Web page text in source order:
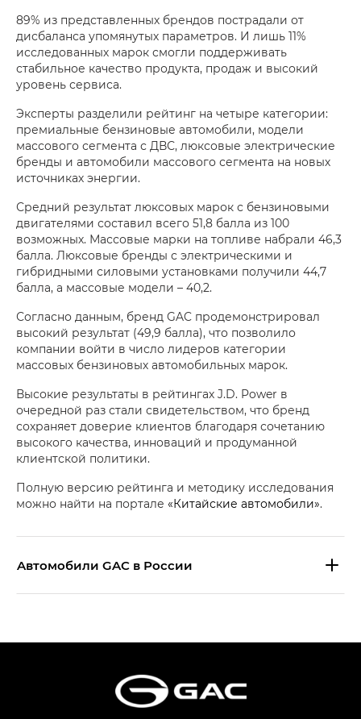
89% из представленных брендов пострадали от
дисбаланса упомянутых параметров. И лишь 11%
исследованных марок смогли поддерживать
стабильное качество продукта, продаж и высокий
уровень сервиса.
Эксперты разделили рейтинг на четыре категории:
премиальные бензиновые автомобили, модели
массового сегмента с ДВС, люксовые электрические
бренды и автомобили массового сегмента на новых
источниках энергии.
Средний результат люксовых марок с бензиновыми
двигателями составил всего 51,8 балла из 100
возможных. Массовые марки на топливе набрали 46,3
балла. Люксовые бренды с электрическими и
гибридными силовыми установками получили 44,7
балла, а массовые модели – 40,2.
Согласно данным, бренд GAC продемонстрировал
высокий результат (49,9 балла), что позволило
компании войти в число лидеров категории
массовых бензиновых автомобильных марок.
Высокие результаты в рейтингах J.D. Power в
очередной раз стали свидетельством, что бренд
сохраняет доверие клиентов благодаря сочетанию
высокого качества, инноваций и продуманной
клиентской политики.
Полную версию рейтинга и методику исследования
можно найти на портале «Китайские автомобили».
Aвтомобили GAC в России
Эс Икс ПРЕМИУМ — SX PREMIUM
S7 — Эс 7 (S7) в комплектациях
Эс Икс ПРЕМИУМ — SX PREMIUM, Эс Тэ — ST